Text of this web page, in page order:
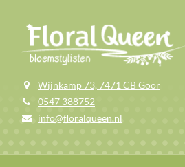
Wijnkamp 73, 7471 CB Goor
0547 388752
info@floralqueen.nl